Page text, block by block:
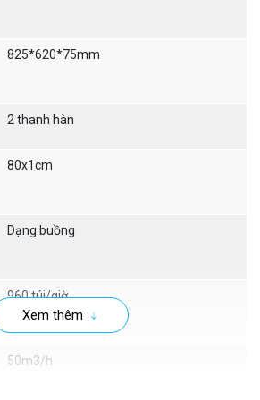
phù hợp cho các loại sản phẩm có
lớn, ví dụ như thực phẩm đông
bị hút chân không DZ800 không phức
825*620*75mm
2 thanh hàn
80x1cm
Dạng buồng
960 túi/giờ
50m3/h
Xem thêm